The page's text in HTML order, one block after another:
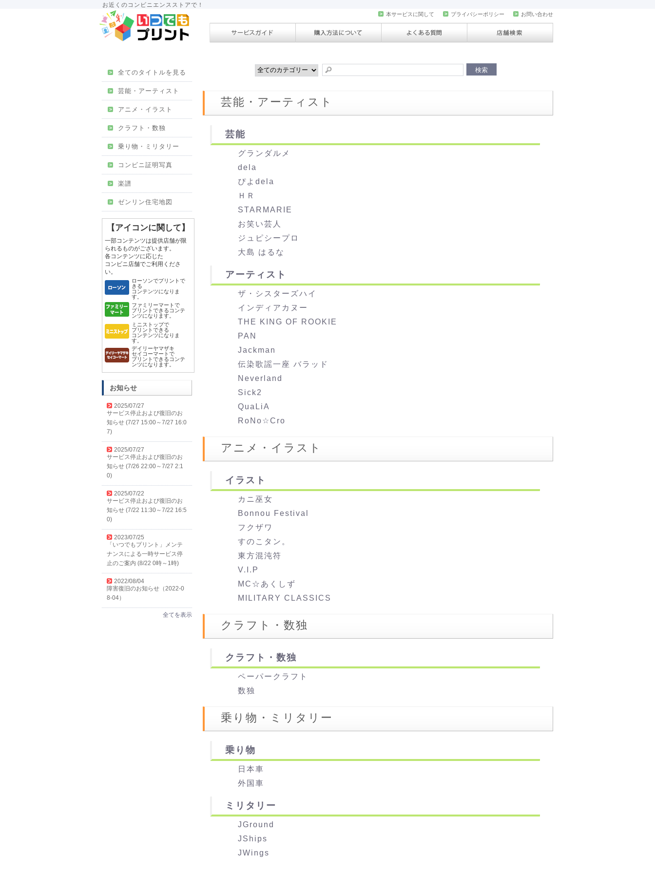
お近くのコンビニエンスストアで！
> 本サービスに関して > プライバシーポリシー > お問い合わせ
> 全てのタイトルを見る
> 芸能・アーティスト
> アニメ・イラスト
> クラフト・数独
> 乗り物・ミリタリー
> コンビニ証明写真
> 楽譜
> ゼンリン住宅地図
【アイコンに関して】
一部コンテンツは提供店舗が限
られるものがございます。
各コンテンツに応じた
コンビニ店舗でご利用くださ
い。
ローソンでプリントで
きる
コンテンツになりま
す。
ファミリーマートで
プリントできるコンテ
ンツになります。
ミニストップで
プリントできる
コンテンツになりま
す。
デイリーヤマザキ
セイコーマートで
プリントできるコンテ
ンツになります。
お知らせ
2025/07/27
サービス停止および復旧のお
知らせ (7/27 15:00～7/27 16:0
7)
2025/07/27
サービス停止および復旧のお
知らせ (7/26 22:00～7/27 2:1
0)
2025/07/22
サービス停止および復旧のお
知らせ (7/22 11:30～7/22 16:5
0)
2023/07/25
「いつでもプリント」メンテ
ナンスによる一時サービス停
止のご案内 (8/22 0時～1時)
2022/08/04
障害復旧のお知らせ（2022-0
8-04）
全てを表示
芸能・アーティスト
芸能
グランダルメ
dela
ぴよdela
ＨＲ
STARMARIE
お笑い芸人
ジュピシープロ
大島 はるな
アーティスト
ザ・シスターズハイ
インディアカヌー
THE KING OF ROOKIE
PAN
Jackman
伝染歌謡一座 バラッド
Neverland
Sick2
QuaLiA
RoNo☆Cro
アニメ・イラスト
イラスト
カニ巫女
Bonnou Festival
フクザワ
すのこタン。
東方混沌符
V.I.P
MC☆あくしず
MILITARY CLASSICS
クラフト・数独
クラフト・数独
ペーパークラフト
数独
乗り物・ミリタリー
乗り物
日本車
外国車
ミリタリー
JGround
JShips
JWings